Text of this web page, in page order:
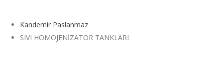
Kandemir Paslanmaz
SIVI HOMOJENİZATÖR TANKLARI